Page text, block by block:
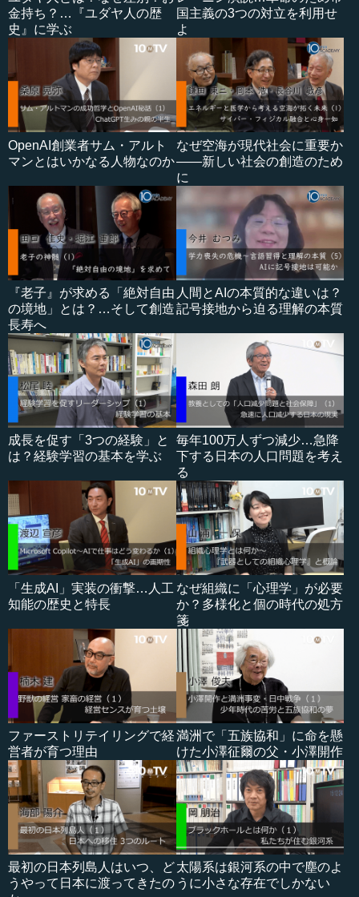
金持ち？…『ユダヤ人の歴
史』に学ぶ
国主義の3つの対立を利用せ
よ
OpenAI創業者サム・アルト
マンとはいかなる人物なのか
なぜ空海が現代社会に重要か
――新しい社会の創造のため
に
『老子』が求める「絶対自由
の境地」とは？…そして創造
長寿へ
人間とAIの本質的な違いは？
記号接地から迫る理解の本質
成長を促す「3つの経験」と
は？経験学習の基本を学ぶ
毎年100万人ずつ減少…急降
下する日本の人口問題を考え
る
「生成AI」実装の衝撃…人工
知能の歴史と特長
なぜ組織に「心理学」が必要
か？多様化と個の時代の処方
箋
ファーストリテイリングで経
営者が育つ理由
満洲で「五族協和」に命を懸
けた小澤征爾の父・小澤開作
最初の日本列島人はいつ、ど
うやって日本に渡ってきたの
太陽系は銀河系の中で塵のよ
うに小さな存在でしかない